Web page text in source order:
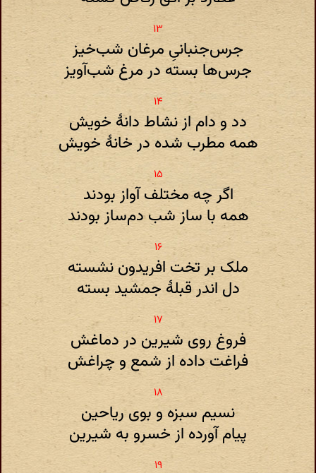
جرس‌جنبانی‌ِ مرغان شب‌خیز
جرس‌ها بسته در مرغ شب‌آویز
دد و دام از نشاط دانهٔ خویش
همه مطرب شده در خانهٔ خویش
اگر چه مختلف آواز بودند
همه با ساز شب دم‌ساز بودند
ملک بر تخت افریدون نشسته
دل اندر قبلهٔ جمشید بسته
فروغ روی شیرین در دماغش
فراغت داده از شمع و چراغش
نسیم سبزه و بوی ریاحین
پیام آورده از خسرو به شیرین